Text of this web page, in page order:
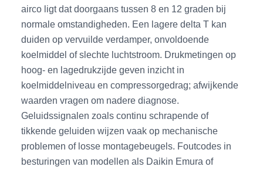
airco ligt dat doorgaans tussen 8 en 12 graden bij
normale omstandigheden. Een lagere delta T kan
duiden op vervuilde verdamper, onvoldoende
koelmiddel of slechte luchtstroom. Drukmetingen op
hoog- en lagedrukzijde geven inzicht in
koelmiddelniveau en compressorgedrag; afwijkende
waarden vragen om nadere diagnose.
Geluidssignalen zoals continu schrapende of
tikkende geluiden wijzen vaak op mechanische
problemen of losse montagebeugels. Foutcodes in
besturingen van modellen als Daikin Emura of